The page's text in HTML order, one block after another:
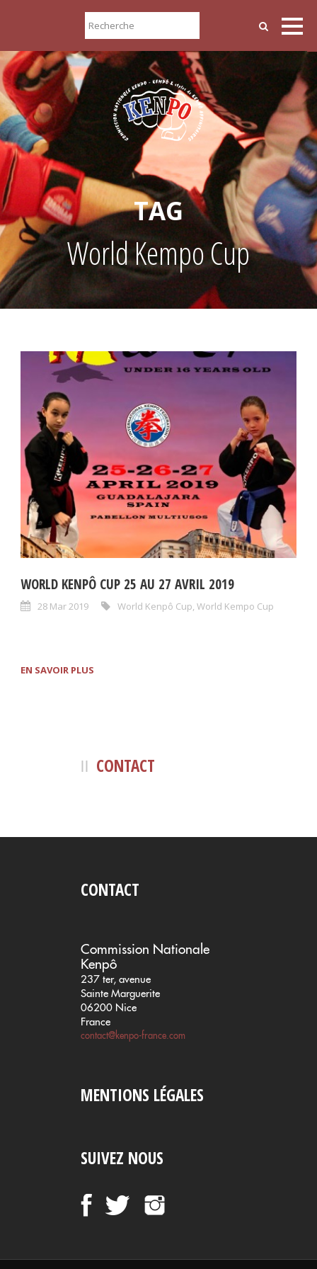
TAG
World Kempo Cup
WORLD KENPÔ CUP 25 AU 27 AVRIL 2019
28 Mar 2019 World Kenpô Cup, World Kempo Cup
EN SAVOIR PLUS
CONTACT
CONTACT
Commission Nationale
Kenpô
237 ter, avenue
Sainte Marguerite
06200 Nice
France
contact@kenpo-france.com
MENTIONS LÉGALES
SUIVEZ NOUS